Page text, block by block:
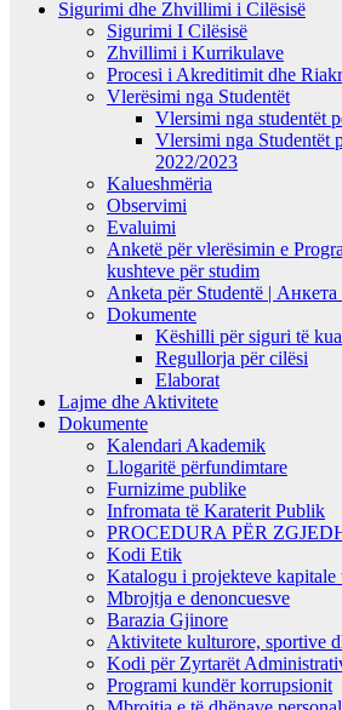
Sigurimi dhe Zhvillimi i Cilësisë
Sigurimi I Cilësisë
Zhvillimi i Kurrikulave
Procesi i Akreditimit dhe
Vlerësimi nga Studentët
Vlersimi nga studentët
Vlersimi nga Studentët
2022/2023
Kalueshmëria
Observimi
Evaluimi
Anketë për vlerësimin e
kushteve për studim
Anketa për Studentë | Анкета
Dokumente
Këshilli për siguri të
Regullorja për cilësi
Elaborat
Lajme dhe Aktivitete
Dokumente
Kalendari Akademik
Llogaritë përfundimtare
Furnizime publike
Infromata të Karaterit Publik
PROCEDURA PËR
Kodi Etik
Katalogu i projekteve
Mbrojtja e denoncuesve
Barazia Gjinore
Aktivitete kulturore, sportive
Kodi për Zyrtarët
Programi kundër korrupsionit